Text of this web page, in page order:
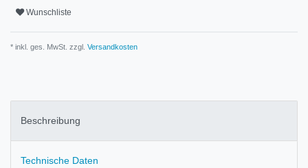
Wunschliste
* inkl. ges. MwSt. zzgl. Versandkosten
Beschreibung
Technische Daten